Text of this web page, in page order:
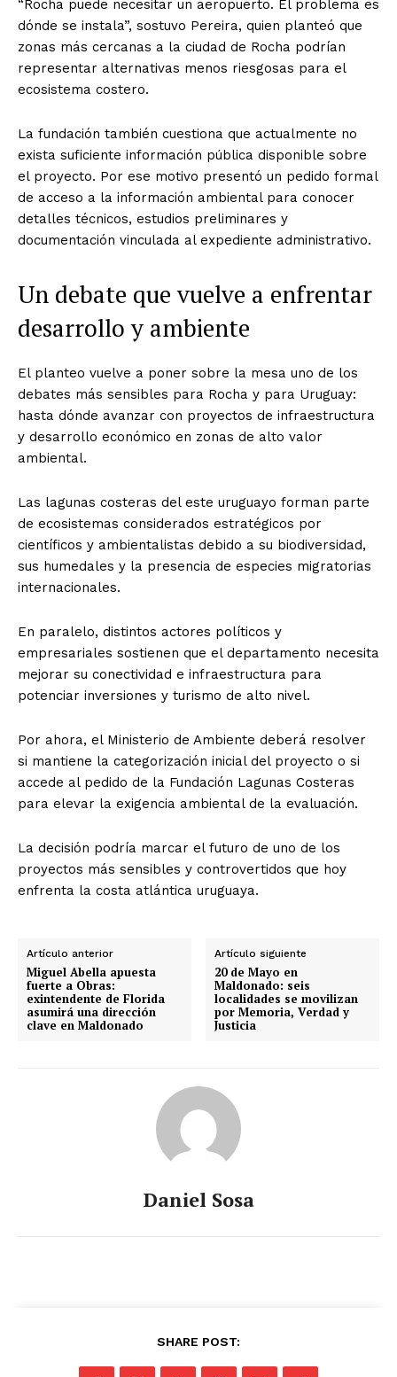
“Rocha puede necesitar un aeropuerto. El problema es
dónde se instala”, sostuvo Pereira, quien planteó que
zonas más cercanas a la ciudad de Rocha podrían
representar alternativas menos riesgosas para el
ecosistema costero.
La fundación también cuestiona que actualmente no
exista suficiente información pública disponible sobre
el proyecto. Por ese motivo presentó un pedido formal
de acceso a la información ambiental para conocer
detalles técnicos, estudios preliminares y
documentación vinculada al expediente administrativo.
Un debate que vuelve a enfrentar
desarrollo y ambiente
El planteo vuelve a poner sobre la mesa uno de los
debates más sensibles para Rocha y para Uruguay:
hasta dónde avanzar con proyectos de infraestructura
y desarrollo económico en zonas de alto valor
ambiental.
Las lagunas costeras del este uruguayo forman parte
de ecosistemas considerados estratégicos por
científicos y ambientalistas debido a su biodiversidad,
sus humedales y la presencia de especies migratorias
internacionales.
En paralelo, distintos actores políticos y
empresariales sostienen que el departamento necesita
mejorar su conectividad e infraestructura para
potenciar inversiones y turismo de alto nivel.
Por ahora, el Ministerio de Ambiente deberá resolver
si mantiene la categorización inicial del proyecto o si
accede al pedido de la Fundación Lagunas Costeras
para elevar la exigencia ambiental de la evaluación.
La decisión podría marcar el futuro de uno de los
proyectos más sensibles y controvertidos que hoy
enfrenta la costa atlántica uruguaya.
Artículo anterior
Miguel Abella apuesta
fuerte a Obras:
exintendente de Florida
asumirá una dirección
clave en Maldonado
Artículo siguiente
20 de Mayo en
Maldonado: seis
localidades se movilizan
por Memoria, Verdad y
Justicia
Daniel Sosa
SHARE POST: